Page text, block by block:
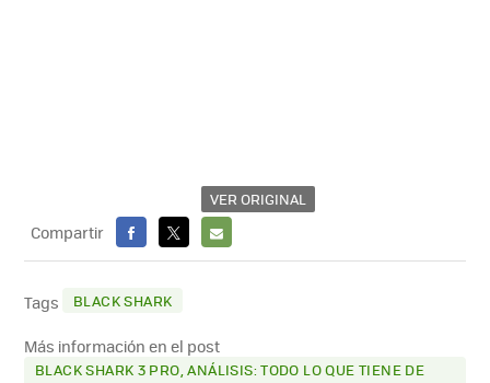
VER ORIGINAL
Compartir
FACEBOOK
X
E-
Tags BLACK SHARK
Más información en el post
BLACK SHARK 3 PRO, ANÁLISIS: TODO LO QUE TIENE DE